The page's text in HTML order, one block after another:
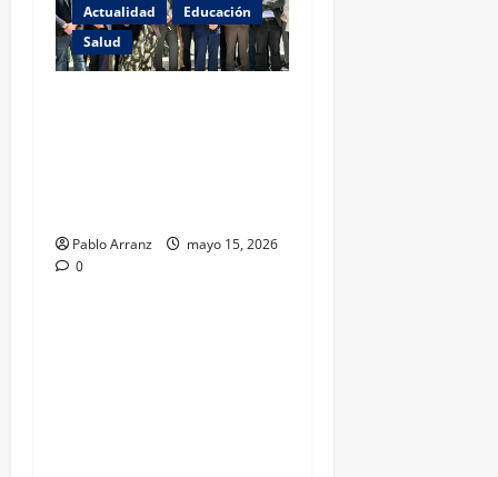
Actualidad
Educación
Salud
Pablo Arranz
mayo 15, 2026
0